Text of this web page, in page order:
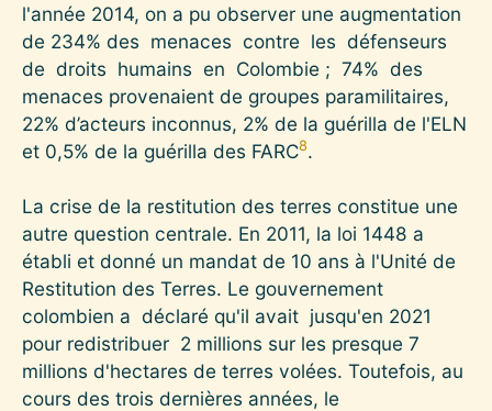
l'année 2014, on a pu observer une augmentation
de 234% des menaces contre les défenseurs
de droits humains en Colombie ; 74% des
menaces provenaient de groupes paramilitaires,
22% d’acteurs inconnus, 2% de la guérilla de l'ELN
et 0,5% de la guérilla des FARC8.
La crise de la restitution des terres constitue une
autre question centrale. En 2011, la loi 1448 a
établi et donné un mandat de 10 ans à l'Unité de
Restitution des Terres. Le gouvernement
colombien a déclaré qu'il avait jusqu'en 2021
pour redistribuer 2 millions sur les presque 7
millions d'hectares de terres volées. Toutefois, au
cours des trois dernières années, le